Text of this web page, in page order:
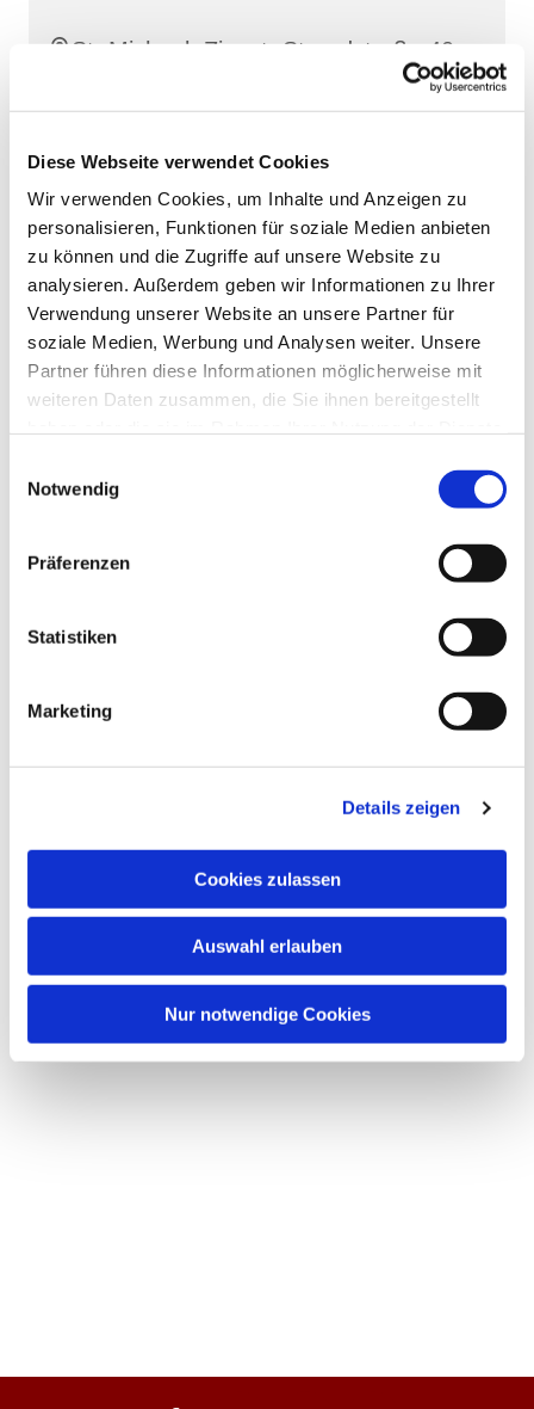
Diese Webseite verwendet Cookies
Wir verwenden Cookies, um Inhalte und Anzeigen zu
personalisieren, Funktionen für soziale Medien anbieten
zu können und die Zugriffe auf unsere Website zu
analysieren. Außerdem geben wir Informationen zu Ihrer
Verwendung unserer Website an unsere Partner für
soziale Medien, Werbung und Analysen weiter. Unsere
Partner führen diese Informationen möglicherweise mit
weiteren Daten zusammen, die Sie ihnen bereitgestellt
Notwendig
Präferenzen
Statistiken
Marketing
Details zeigen
Cookies zulassen
Auswahl erlauben
Nur notwendige Cookies
St. Michael, Zingst, Strandstraße 40,